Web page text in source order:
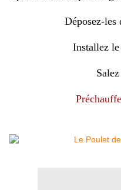
Déposez-les
Installez